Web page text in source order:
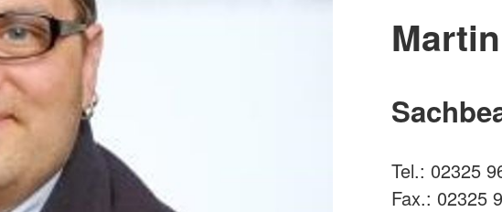
Tel.: 02325
Fax.: 02325